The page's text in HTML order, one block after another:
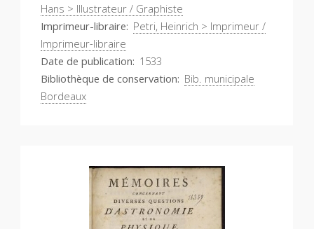
Hans > Illustrateur / Graphiste
Imprimeur-libraire Petri, Heinrich > Imprimeur /
Imprimeur-libraire
Date de publication 1533
Bibliothèque de conservation Bib. municipale
Bordeaux